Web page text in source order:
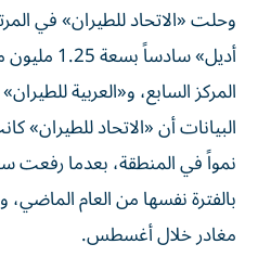
وحلت «الاتحاد للطيران» في
أديل»
المركز السابع، و«العربية
البيانات أن «الاتحاد
مغادر خلال أغسطس.